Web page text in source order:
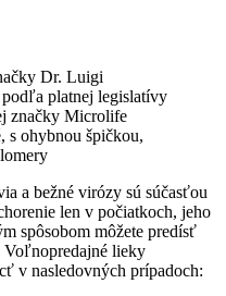
Dr. Luigi
platnej legislatívy
značky Microlife
s ohybnou špičkou,
a bežné virózy sú súčasťou
len v počiatkoch, jeho
spôsobom môžete predísť
Voľnopredajné lieky
v nasledovných prípadoch: